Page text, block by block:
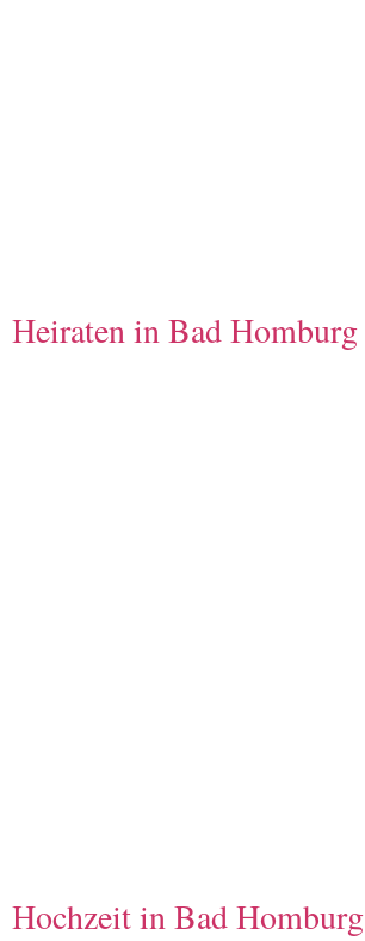
Heiraten in Bad Homburg
Hochzeit in Bad Homburg